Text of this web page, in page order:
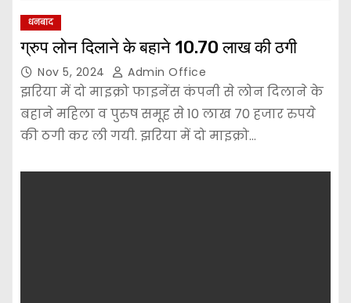
धनबाद
ग्रुप लोन दिलाने के बहाने 10.70 लाख की ठगी
Nov 5, 2024 Admin Office
झरिया में दो माइक्रो फाइनेंस कंपनी से लोन दिलाने के
बहाने महिला व पुरुष समूह से 10 लाख 70 हजार रुपये
की ठगी कर ली गयी. झरिया में दो माइक्रो…